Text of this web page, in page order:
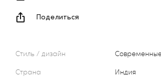
Стиль / дизайн
Страна
Индия
Поделиться